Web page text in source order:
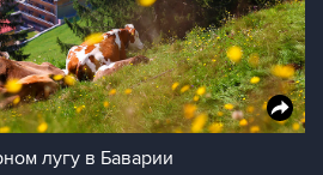
лугу в Баварии